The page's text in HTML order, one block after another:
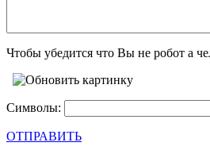
Чтобы убедится что Вы не робот а
Символы:
ОТПРАВИТЬ